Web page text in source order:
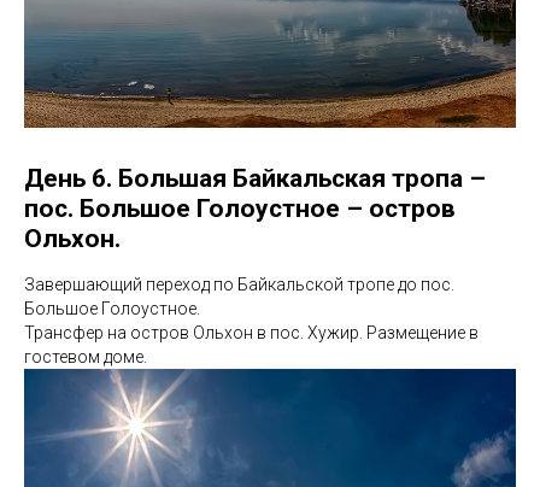
День 6. Большая Байкальская тропа –
пос. Большое Голоустное – остров
Ольхон.
Завершающий переход по Байкальской тропе до пос.
Большое Голоустное.
Трансфер на остров Ольхон в пос. Хужир. Размещение в
гостевом доме.